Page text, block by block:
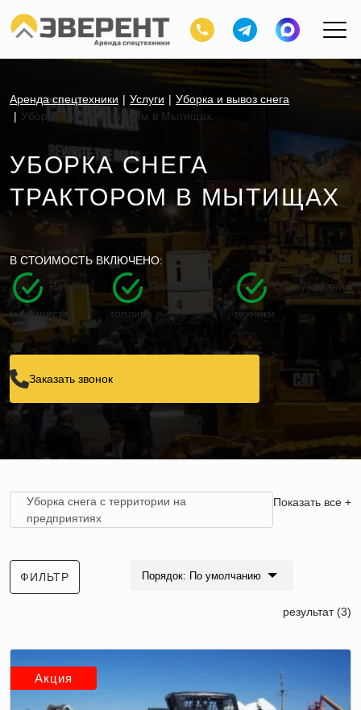
Аренда спецтехники Услуги
Уборка и вывоз снега
Уборка снега трактором в Мытищах
УБОРКА СНЕГА
ТРАКТОРОМ В МЫТИЩАХ
В СТОИМОСТЬ ВКЛЮЧЕНО:
Работа
машиниста
Полный бак
топлива
Обслуживание
техники
Заказать звонок
Уборка снега с территории на
предприятиях
Уборка снега на участке
Показать все +
ФИЛЬТР Порядок: По умолчанию
результат (3)
Акция